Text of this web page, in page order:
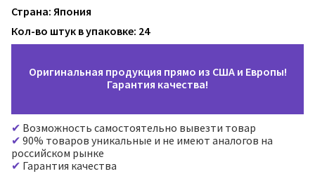
Страна: Япония
Кол-во штук в упаковке: 24
Оригинальная продукция прямо из США и Европы!
Гарантия качества!
Возможность самостоятельно вывезти товар
90% товаров уникальные и не имеют аналогов на
российском рынке
Гарантия качества